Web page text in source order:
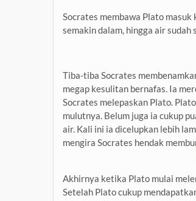
Socrates membawa Plato
semakin dalam, hingga air sudah
Tiba-tiba Socrates
megap kesulitan bernafas. Ia
Socrates melepaskan Plato.
mulutnya. Belum juga ia cukup
air. Kali ini ia dicelupkan lebih
mengira Socrates hendak
Akhirnya ketika Plato mulai
Setelah Plato cukup